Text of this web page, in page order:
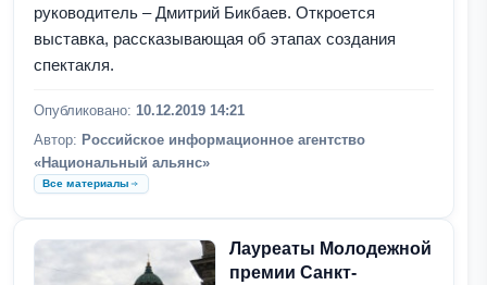
руководитель – Дмитрий Бикбаев. Откроется
выставка, рассказывающая об этапах создания
спектакля.
Опубликовано: 10.12.2019 14:21
Автор: Российское информационное агентство
«Национальный альянс»
Все материалы
Лауреаты Молодежной
премии Санкт-